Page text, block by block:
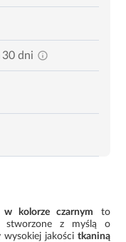
30 dni
kolorze czarnym to
stworzone z myślą o
wysokiej jakości tkaniną